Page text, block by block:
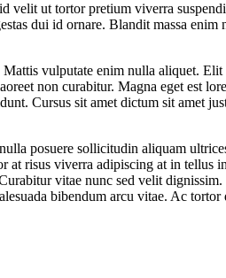
ut tortor pretium viverra
dui id ornare. Blandit massa enim
vulputate enim nulla aliquet.
non curabitur. Magna eget est
Cursus sit amet dictum sit amet
posuere sollicitudin aliquam
at risus viverra adipiscing at in tellus
vitae nunc sed velit
bibendum arcu vitae. Ac tortor